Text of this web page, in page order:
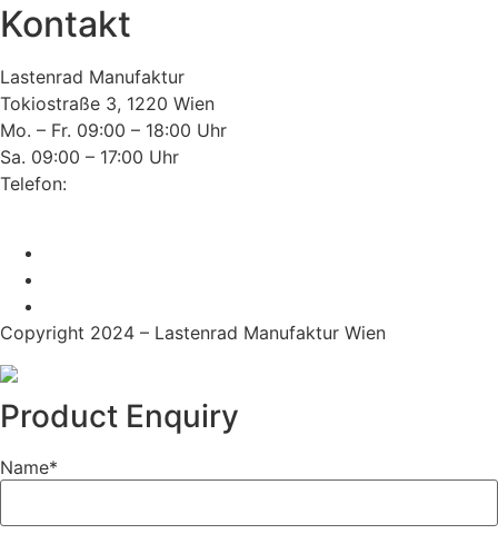
Kontakt
Lastenrad Manufaktur
Tokiostraße 3, 1220 Wien
Mo. – Fr. 09:00 – 18:00 Uhr
Sa. 09:00 – 17:00 Uhr
Telefon:
Copyright 2024 – Lastenrad Manufaktur Wien
Product Enquiry
Name*